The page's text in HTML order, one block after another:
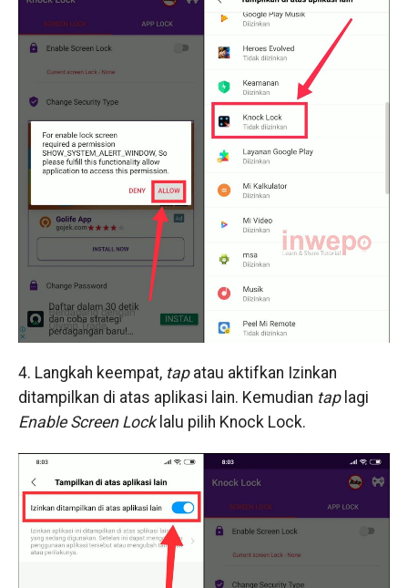
4. Langkah keempat, tapatau aktifkan Izinkan
ditampilkan di atas aplikasi lain. Kemudian taplagi
Enable Screen Locklalu pilih Knock Lock.